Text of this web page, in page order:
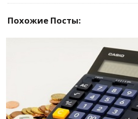
Похожие Посты:
ЧИТАТЬ